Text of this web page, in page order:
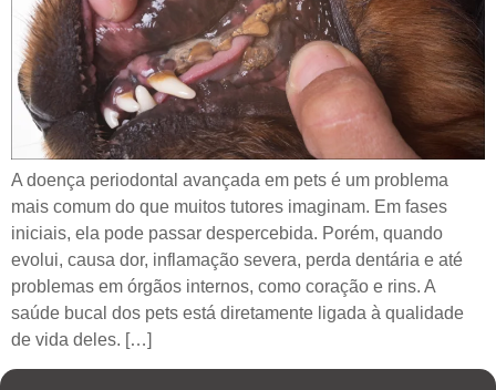
A doença periodontal avançada em pets é um problema
mais comum do que muitos tutores imaginam. Em fases
iniciais, ela pode passar despercebida. Porém, quando
evolui, causa dor, inflamação severa, perda dentária e até
problemas em órgãos internos, como coração e rins. A
saúde bucal dos pets está diretamente ligada à qualidade
de vida deles. […]